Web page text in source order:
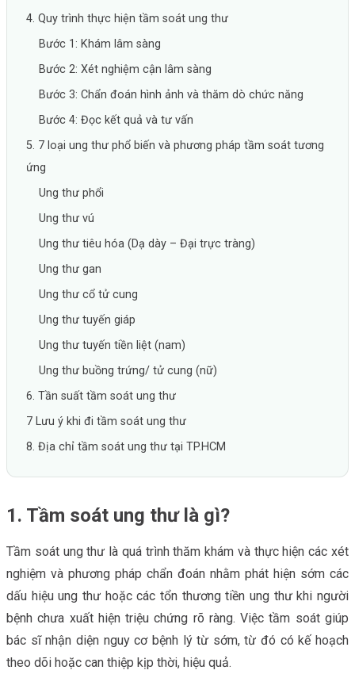
4. Quy trình thực hiện tầm soát ung thư
Bước 1: Khám lâm sàng
Bước 2: Xét nghiệm cận lâm sàng
Bước 3: Chẩn đoán hình ảnh và thăm dò chức năng
Bước 4: Đọc kết quả và tư vấn
5. 7 loại ung thư phổ biến và phương pháp tầm soát tương
ứng
Ung thư phổi
Ung thư vú
Ung thư tiêu hóa (Dạ dày – Đại trực tràng)
Ung thư gan
Ung thư cổ tử cung
Ung thư tuyến giáp
Ung thư tuyến tiền liệt (nam)
Ung thư buồng trứng/ tử cung (nữ)
6. Tần suất tầm soát ung thư
7 Lưu ý khi đi tầm soát ung thư
8. Địa chỉ tầm soát ung thư tại TP.HCM
1. Tầm soát ung thư là gì?
Tầm soát ung thư là quá trình thăm khám và thực hiện các xét
nghiệm và phương pháp chẩn đoán nhằm phát hiện sớm các
dấu hiệu ung thư hoặc các tổn thương tiền ung thư khi người
bệnh chưa xuất hiện triệu chứng rõ ràng. Việc tầm soát giúp
bác sĩ nhận diện nguy cơ bệnh lý từ sớm, từ đó có kế hoạch
theo dõi hoặc can thiệp kịp thời, hiệu quả.